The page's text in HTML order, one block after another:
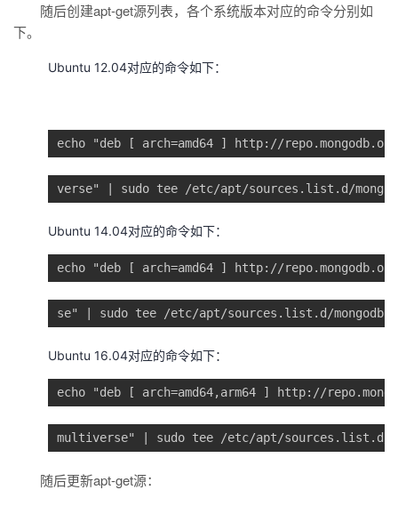
随后创建apt-get源列表，各个系统版本对应的命令分别如
下。
Ubuntu 12.04对应的命令如下：
echo "deb [ arch=amd64 ] http://
verse" | sudo tee /etc/apt/sources.list.d/
Ubuntu 14.04对应的命令如下：
echo "deb [ arch=amd64 ] http://
se" | sudo tee /etc/apt/sources.list.d/
Ubuntu 16.04对应的命令如下：
echo "deb [ arch=amd64,arm64 ] http://
multiverse" | sudo tee /etc/apt/sources.list.d/
随后更新apt-get源：